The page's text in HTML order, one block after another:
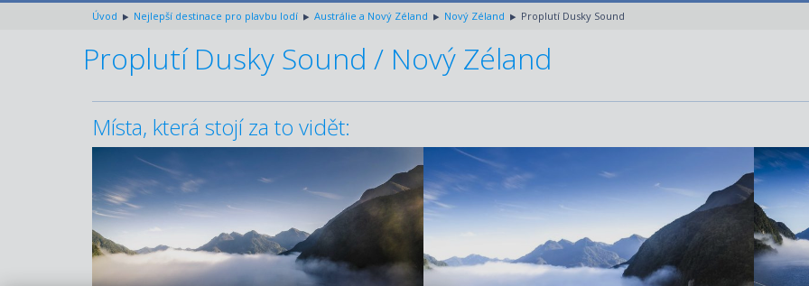
Úvod Nejlepší destinace pro plavbu lodí Austrálie a Nový Zéland Nový Zéland Proplutí Dusky Sound
Proplutí Dusky Sound / Nový Zéland
Místa, která stojí za to vidět: